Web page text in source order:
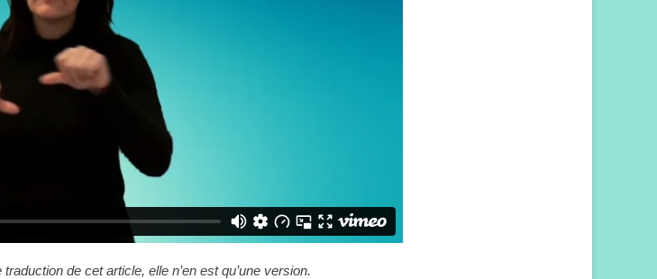
de cet article, elle n’en est qu’une version.